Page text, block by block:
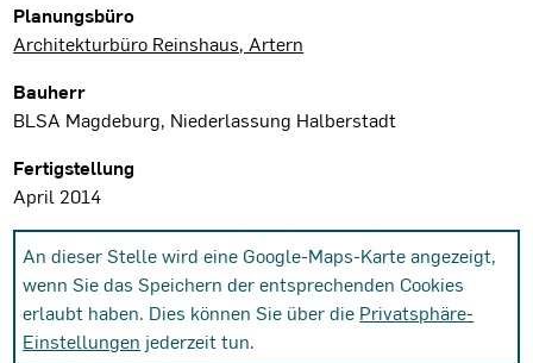
Planungsbüro
Architekturbüro Reinshaus, Artern
Bauherr
BLSA Magdeburg, Niederlassung Halberstadt
Fertigstellung
April 2014
An dieser Stelle wird eine Google-Maps-Karte angezeigt,
wenn Sie das Speichern der entsprechenden Cookies
erlaubt haben. Dies können Sie über die Privatsphäre-
Einstellungen jederzeit tun.